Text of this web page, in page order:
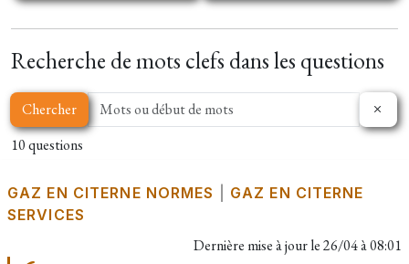
Recherche de mots clefs dans les questions
Chercher
10 questions
GAZ EN CITERNE NORMES
GAZ EN CITERNE
SERVICES
Dernière mise à jour le26/04 à 08:01